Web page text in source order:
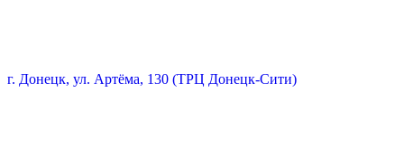
г. Донецк, ул. Артёма, 130 (ТРЦ Донецк-Сити)